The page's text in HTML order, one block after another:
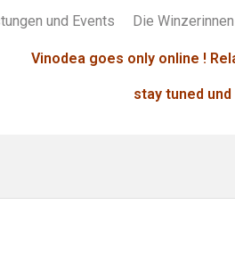
und Events Die Winzerinnen
Vinodea goes only online !
stay tuned